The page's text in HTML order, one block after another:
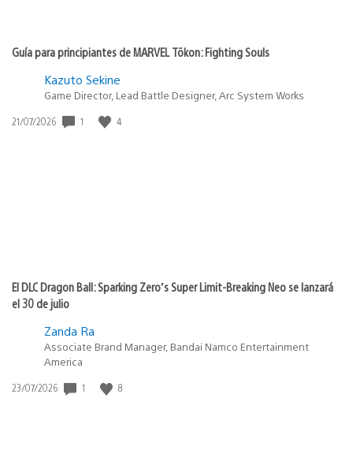
Guía para principiantes de MARVEL Tōkon: Fighting Souls
Kazuto Sekine
Game Director, Lead Battle Designer, Arc System Works
Fecha
21/07/2026 1 4
El DLC Dragon Ball: Sparking Zero’s Super Limit-Breaking Neo se lanzará
el 30 de julio
Zanda Ra
Associate Brand Manager, Bandai Namco Entertainment
America
Fecha
23/07/2026 1 8